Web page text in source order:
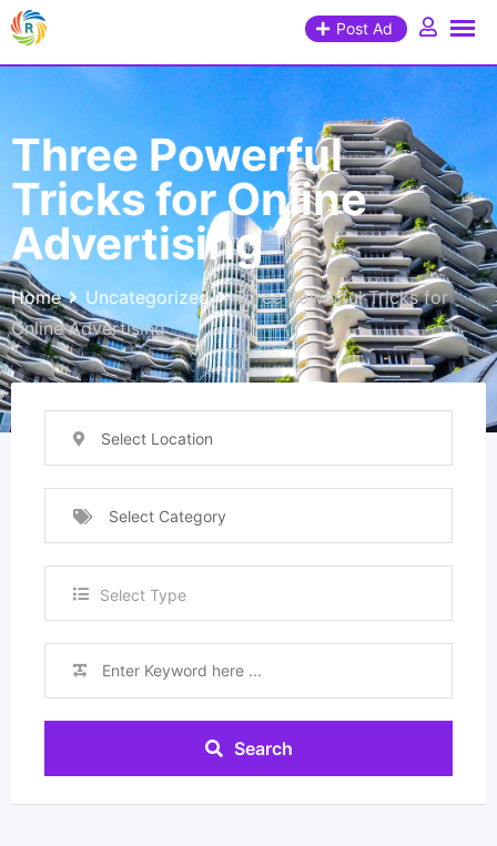
Post Ad
Three Powerful
Tricks for Online
Advertising
Home Uncategorized
Three Powerful Tricks for
Online Advertising
Select Location
Select Category
Select Type
Search